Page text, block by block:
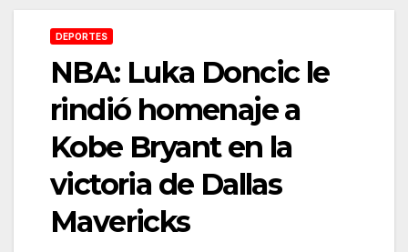
DEPORTES
NBA: Luka Doncic le
rindió homenaje a
Kobe Bryant en la
victoria de Dallas
Mavericks